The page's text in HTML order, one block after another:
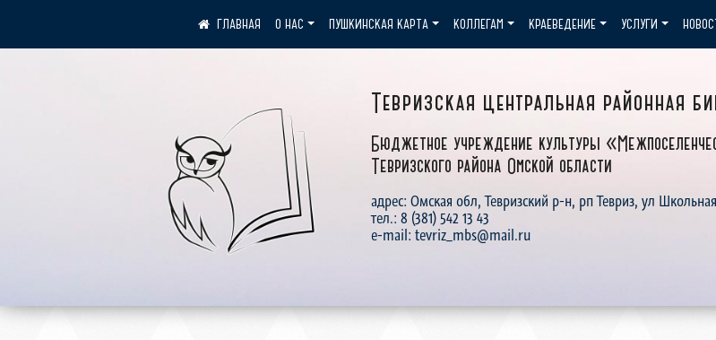
Тевризская центральная районная
Бюджетное учреждение культуры
Тевризского района Омской области
адрес: Омская обл, Тевризский р-н, рп Тевриз, ул
тел.: 8 (381) 542 13 43
e-mail: tevriz_mbs@mail.ru
О НАС ПУШКИНСКАЯ КАРТА КОЛЛЕГАМ КРАЕВЕДЕНИЕ УСЛУГИ